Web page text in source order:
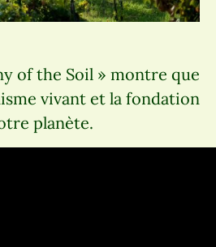
of the Soil » montre que
vivant et la fondation
planète.